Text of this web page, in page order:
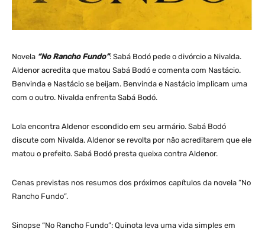
Novela “No Rancho Fundo”: Sabá Bodó pede o divórcio a Nivalda.
Aldenor acredita que matou Sabá Bodó e comenta com Nastácio.
Benvinda e Nastácio se beijam. Benvinda e Nastácio implicam uma
com o outro. Nivalda enfrenta Sabá Bodó.
Lola encontra Aldenor escondido em seu armário. Sabá Bodó
discute com Nivalda. Aldenor se revolta por não acreditarem que ele
matou o prefeito. Sabá Bodó presta queixa contra Aldenor.
Cenas previstas nos resumos dos próximos capítulos da novela “No
Rancho Fundo”.
Sinopse “No Rancho Fundo”: Quinota leva uma vida simples em